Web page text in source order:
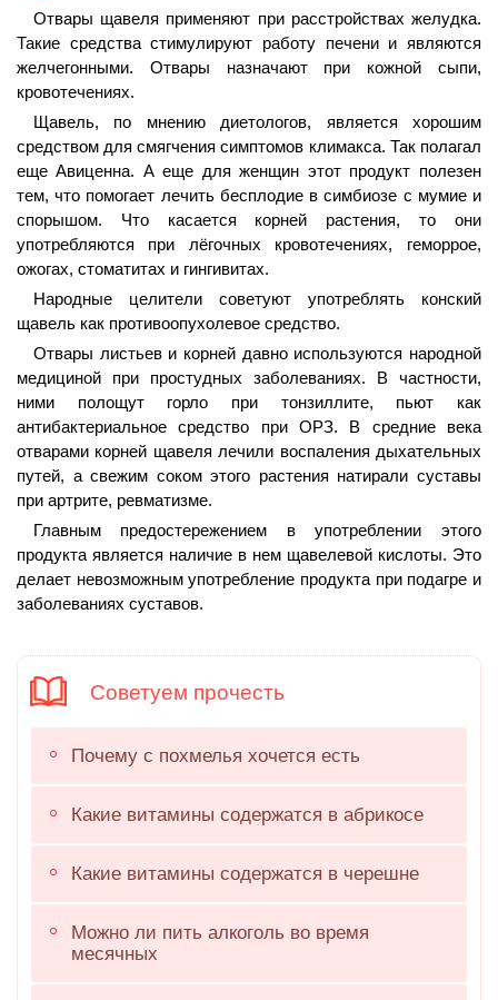
Отвары щавеля применяют при расстройствах желудка.
Такие средства стимулируют работу печени и являются
желчегонными. Отвары назначают при кожной сыпи,
кровотечениях.
Щавель, по мнению диетологов, является хорошим
средством для смягчения симптомов климакса. Так полагал
еще Авиценна. А еще для женщин этот продукт полезен
тем, что помогает лечить бесплодие в симбиозе с мумие и
спорышом. Что касается корней растения, то они
употребляются при лёгочных кровотечениях, геморрое,
ожогах, стоматитах и гингивитах.
Народные целители советуют употреблять конский
щавель как противоопухолевое средство.
Отвары листьев и корней давно используются народной
медициной при простудных заболеваниях. В частности,
ними полощут горло при тонзиллите, пьют как
антибактериальное средство при ОРЗ. В средние века
отварами корней щавеля лечили воспаления дыхательных
путей, а свежим соком этого растения натирали суставы
при артрите, ревматизме.
Главным предостережением в употреблении этого
продукта является наличие в нем щавелевой кислоты. Это
делает невозможным употребление продукта при подагре и
заболеваниях суставов.
Советуем прочесть
Почему с похмелья хочется есть
Какие витамины содержатся в абрикосе
Какие витамины содержатся в черешне
Можно ли пить алкоголь во время
месячных